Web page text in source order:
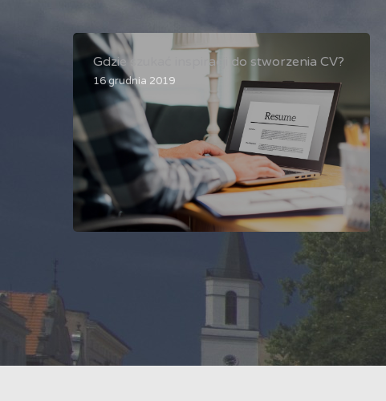
Gdzie szukać inspiracji do stworzenia CV?
16 grudnia 2019